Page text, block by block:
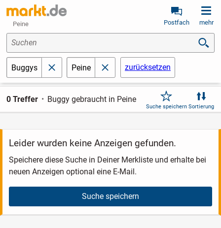
Peine Postfach mehr
Suchen
Buggys schließen
Peine schließenzurücksetzen
0 Treffer Buggy gebraucht in Peine
Suche speichern Sortierung
Leider wurden keine Anzeigen gefunden.
Speichere diese Suche in Deiner Merkliste und erhalte bei
neuen Anzeigen optional eine E-Mail.
Suche speichern